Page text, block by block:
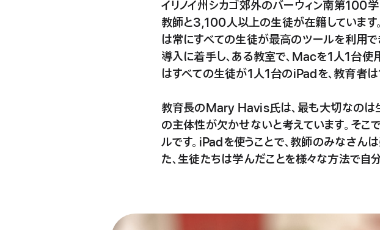
イリノイ州シカゴ郊外のバーウィン南第
教師と3,100人以上の生徒が在籍しています
は常にすべての生徒が最高のツールを利用で
導入に着手し、ある教室で、Macを1人1台
はすべての生徒が1人1台のiPadを、教育者
教育長のMary Havis氏は、最も大切なのは
の主体性が欠かせないと考えています。そこ
ルです。iPadを使うことで、教師のみなさん
た、生徒たちは学んだことを様々な方法で自